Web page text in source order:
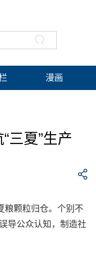
漫画
三夏”生产
粮颗粒归仓。个别不
导公众认知，制造社